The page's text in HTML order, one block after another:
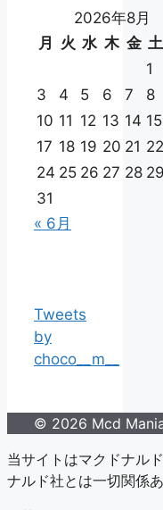
2026年8月
月
火 水 木 金 土
1
3
4 5 6 7 8
10 11 12 13 14 15
17 18 19 20 21 22
24 25 26 27 28 29
31
« 6月
Tweets
by
choco__m__
© 2026 Mcd
当サイトはマクドナル
ナルド社とは一切関係あ